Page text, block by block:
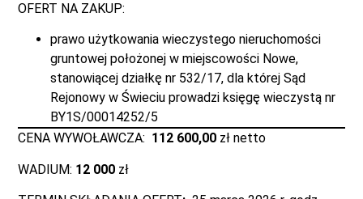
OFERT NA ZAKUP:
prawo użytkowania wieczystego nieruchomości
gruntowej położonej w miejscowości Nowe,
stanowiącej działkę nr 532/17, dla której Sąd
Rejonowy w Świeciu prowadzi księgę wieczystą nr
BY1S/00014252/5
CENA WYWOŁAWCZA: 112 600,00 zł netto
WADIUM: 12 000 zł